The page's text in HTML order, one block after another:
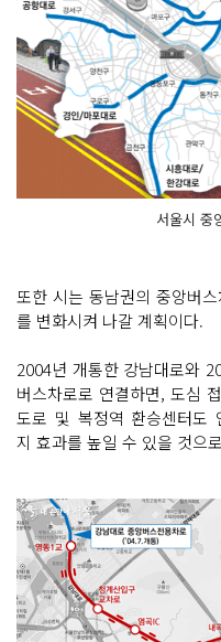
서울시 중
또한 시는 동남권의 중앙버
를 변화시켜 나갈 계획이다.
2004년 개통한 강남대로와
버스차로로 연결하면, 도심
도로 및 복정역 환승센터도
지 효과를 높일 수 있을 것으